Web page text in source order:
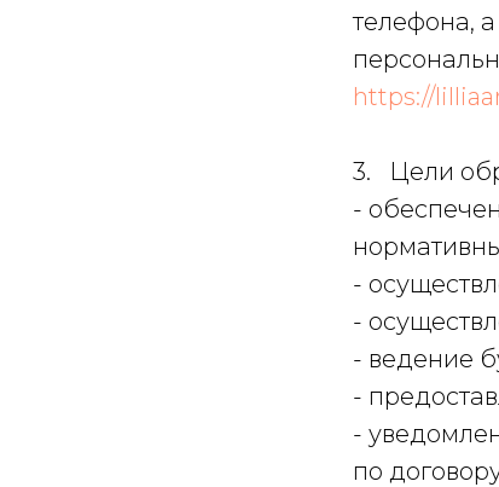
телефона,
https://
3. Цели
-
-
-
- ведение
-
-
по